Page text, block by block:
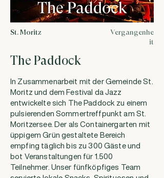
St. Moritz
Vergangenhe
it
The Paddock
In Zusammenarbeit mit der Gemeinde St.
Moritz und dem Festival da Jazz
entwickelte sich The Paddock zu einem
pulsierenden Sommertreffpunkt am St.
Moritzersee. Der als Containergarten mit
üppigem Grün gestaltete Bereich
empfing täglich bis zu 300 Gäste und
bot Veranstaltungen für 1.500
Teilnehmer. Unser fünfköpfiges Team